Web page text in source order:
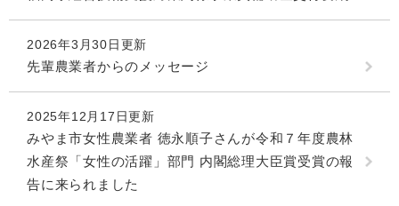
2026年3月30日更新
先輩農業者からのメッセージ
2025年12月17日更新
みやま市女性農業者 徳永順子さんが令和７年度農林
水産祭「女性の活躍」部門 内閣総理大臣賞受賞の報
告に来られました